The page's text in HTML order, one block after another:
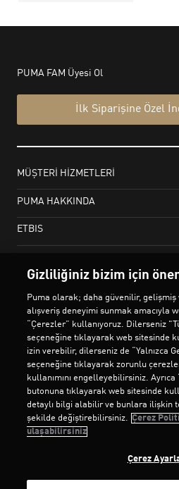
Gizliliğiniz bizim için
Puma olarak; daha güvenilir,
alışveriş deneyimi sunmak amacıyla
“Çerezler” kullanıyoruz. Dilerseniz
seçeneğine tıklayarak web sitesinde
izin verebilir, dilerseniz de “Yalnızca
seçeneğine tıklayarak zorunlu
kullanımını engelleyebilirsiniz. Ayrıca
butonuna tıklayarak web sitesinde
detaylı bilgi alabilir ve bunlara ilişkin
şekilde değiştirebilirsiniz. Çerez
ulaşabilirsiniz
Çerez